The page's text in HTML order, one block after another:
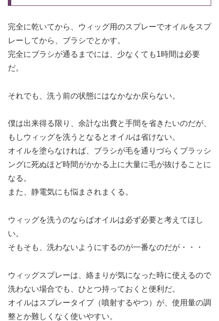
完全に乾いてから、ウィッグ用のスプレーでオイルをスプ
レーしてから、ブラシでとかす。
完全にブラシが通るまでには、少なくても1時間は必要
だ。
それでも、洗う前の状態にはなかなか戻らない。
僕は出来得る限り、余計な出費と手間を省きたいのだが、
もしウィッグを洗うとなるとオイルは省けない。
オイルを塗らなければ、ブラシが毛を通りづらくブラッシ
ングに死ぬほど時間がかかる上に大量に毛が抜けることに
なる。
また、静電気にも悩まされまくる。
ウィッグを洗うのならばオイルは必ず必要と考えてほし
い。
そもそも、洗わないようにするのが一番なのだが・・・
ウィッグスプレーは、絡まりが気になった時に使えるので
洗わない場合でも、ひとつ持っておくと便利だ。
オイルはスプレータイプ（噴射するやつ）が、使用量の調
整とか難しくなく使いやすい。